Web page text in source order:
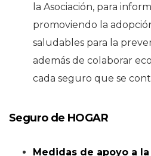
la Asociación, para
promoviendo la
saludables para la
además de colaborar
cada seguro que se
Seguro de HOGAR
Medidas de apoyo a